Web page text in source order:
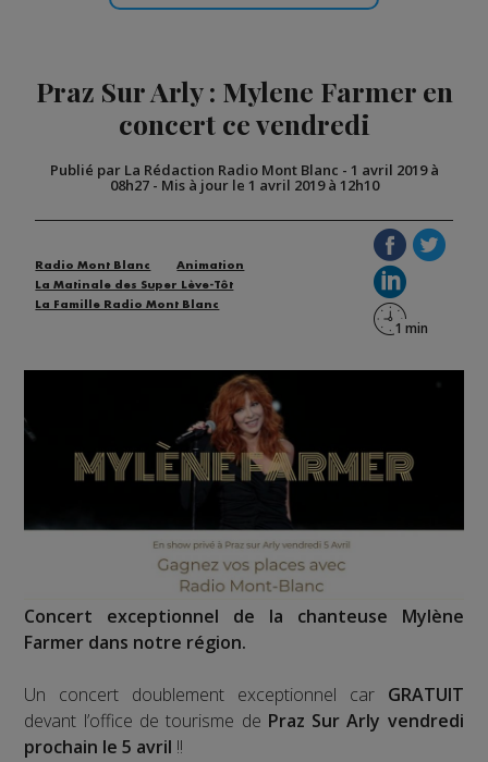
Praz Sur Arly : Mylene Farmer en
concert ce vendredi
Publié par La Rédaction Radio Mont Blanc - 1 avril 2019 à
08h27- Mis à jour le 1 avril 2019 à 12h10
Radio Mont Blanc
Animation
La Matinale des Super Lève-Tôt
La Famille Radio Mont Blanc
Concert exceptionnel de la chanteuse Mylène
Farmer dans notre région.
Un concert doublement exceptionnel car GRATUIT
devant l’office de tourisme de Praz Sur Arly vendredi
prochain le 5 avril !!